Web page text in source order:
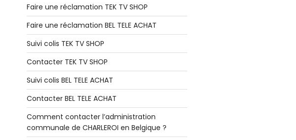
Faire une réclamation TEK TV SHOP
Faire une réclamation BEL TELE ACHAT
Suivi colis TEK TV SHOP
Contacter TEK TV SHOP
Suivi colis BEL TELE ACHAT
Contacter BEL TELE ACHAT
Comment contacter l’administration
communale de CHARLEROI en Belgique ?